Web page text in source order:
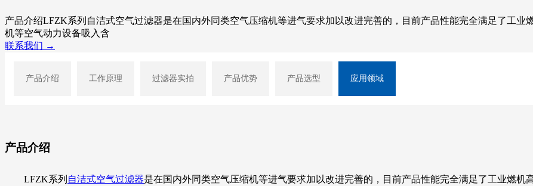
产品介绍LFZK系列自洁式空气过滤器是在国内外同类空气压缩机等进气要求加以改进完善的，目前产品性能完全满足了工业
机等空气动力设备吸入含
联系我们 →
产品介绍 工作原理 过滤器实拍 产品优势 产品选型 应用领域
产品介绍
LFZK系列 自洁式空气过滤器是在国内外同类空气压缩机等进气要求加以改进完善的，目前产品性能完全满足了工业燃机